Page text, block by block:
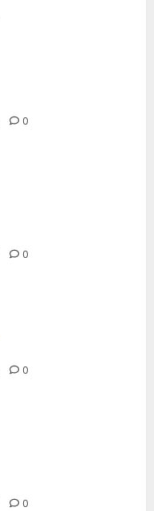
0
0
0
0